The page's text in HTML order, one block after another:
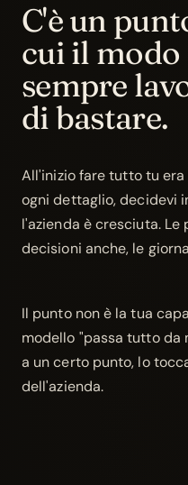
C'è un
cui il
sempre
di bastare.
All'inizio fare tutto tu
ogni dettaglio, decidevi
l'azienda è cresciuta. Le
decisioni anche, le
Il punto non è la tua
modello "passa tutto da
a un certo punto, lo
dell'azienda.